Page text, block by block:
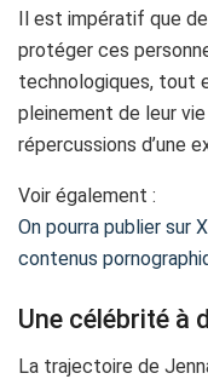
Il est impératif que
protéger ces
technologiques, tout
pleinement de leur
répercussions d’une
Voir également :
On pourra publier sur
contenus
Une célébrité à
La trajectoire de